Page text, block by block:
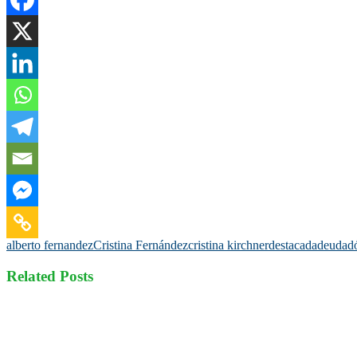
alberto fernandezCristina Fernándezcristina kirchnerdestacadadeuda
Related Posts